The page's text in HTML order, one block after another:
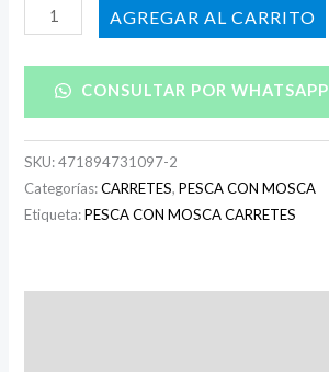
AÑADIR AL CARRITO
CONSULTAR POR WHATSAPP
SKU:471894731097-2
Categorías:CARRETES,PESCA CON MOSCA
Etiqueta:PESCA CON MOSCA CARRETES